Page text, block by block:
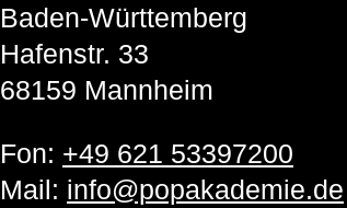
Baden-Württemberg
Hafenstr. 33
68159 Mannheim
Fon: +49 621 53397200
Mail: info@popakademie.de